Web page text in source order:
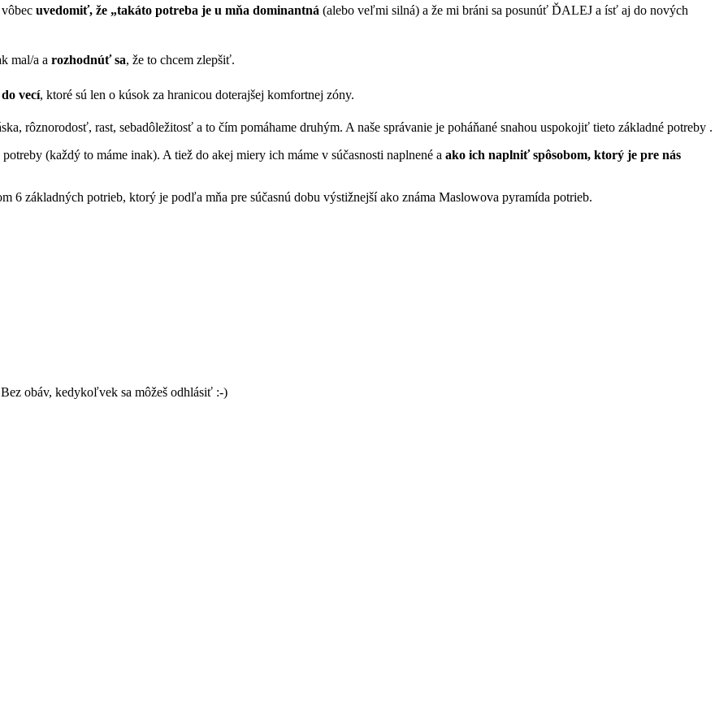
uvedomiť, že „takáto potreba je u mňa dominantná (alebo veľmi silná) a že mi bráni sa posunúť ĎALEJ a ísť aj do nových
mal/a a rozhodnúť sa, že to chcem zlepšiť.
vecí, ktoré sú len o kúsok za hranicou doterajšej komfortnej zóny.
rôznorodosť, rast, sebadôležitosť a to čím pomáhame druhým. A naše správanie je poháňané snahou uspokojiť tieto základné potreby .
(každý to máme inak). A tiež do akej miery ich máme v súčasnosti naplnené a ako ich naplniť spôsobom, ktorý je pre nás
6 základných potrieb, ktorý je podľa mňa pre súčasnú dobu výstižnejší ako známa Maslowova pyramída potrieb.
obáv, kedykoľvek sa môžeš odhlásiť :-)